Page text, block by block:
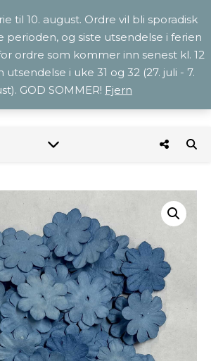
til 10. august. Ordre vil bli sporadisk
perioden, og siste utsendelse i ferien
ordre som kommer inn senest kl. 12
i uke 31 og 32 (27. juli - 7.
GOD SOMMER! Fjern